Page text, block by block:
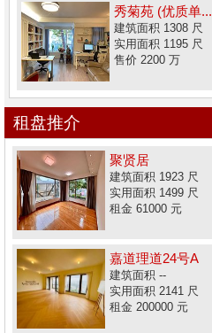
秀菊苑 (优质单...
建筑面积 1308 尺
实用面积 1195 尺
售价 2200 万
租盘推介
聚贤居
建筑面积 1923 尺
实用面积 1499 尺
租金 61000 元
嘉道理道24号A
建筑面积 --
实用面积 2141 尺
租金 200000 元